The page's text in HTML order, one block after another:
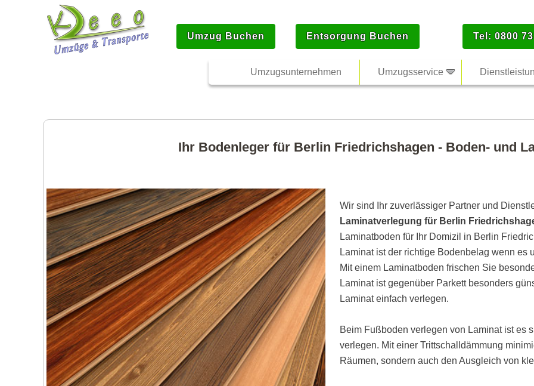
Umzug Buchen Entsorgung Buchen Tel: 0800
Umzugsunternehmen Umzugsservice
Ihr Bodenleger für Berlin Friedrichshagen - Boden- und
Wir sind Ihr zuverlässiger Partner und
Laminatverlegung für Berlin
Laminatboden für Ihr Domizil in Berlin
Laminat ist der richtige Bodenbelag wenn
Mit einem Laminatboden frischen Sie
Laminat ist gegenüber Parkett besonders
Laminat einfach verlegen.
Beim Fußboden verlegen von Laminat ist es
verlegen. Mit einer Trittschalldämmung
Räumen, sondern auch den Ausgleich von